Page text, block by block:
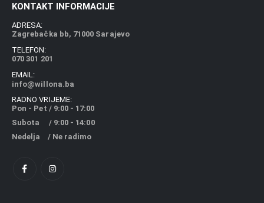
KONTAKT INFORMACIJE
ADRESA:
Zagrebačka bb, 71000 Sarajevo
TELEFON:
070 301 201
EMAIL:
info@willona.ba
RADNO VRIJEME:
Pon - Pet / 9:00 - 17:00
Subota / 9:00 - 14:00
Nedelja / Ne radimo